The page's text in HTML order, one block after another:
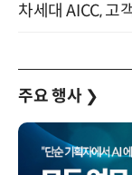
주요 행사 ❯